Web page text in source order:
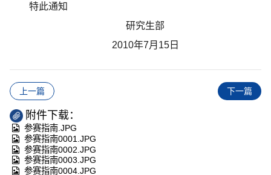
特此通知
研究生部
2010年7月15日
上一篇 下一篇
附件下载：
参赛指南.JPG
参赛指南0001.JPG
参赛指南0002.JPG
参赛指南0003.JPG
参赛指南0004.JPG